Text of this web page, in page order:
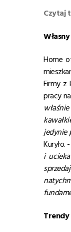
Czytaj
Home
Firmy z
pracy
jedynie
Kuryło. -
i
Trendy